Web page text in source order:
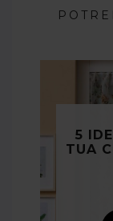
5
TUA